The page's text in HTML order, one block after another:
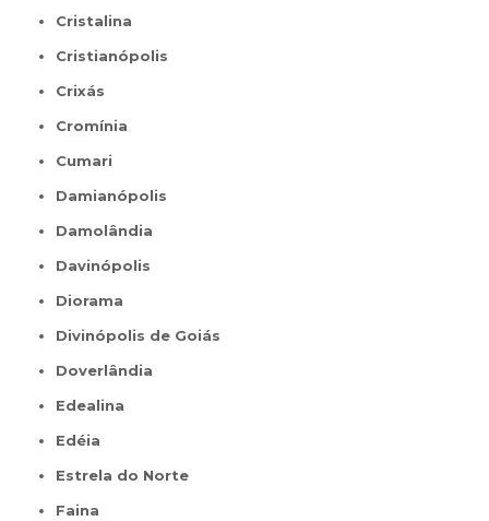
Cristalina
Cristianópolis
Crixás
Cromínia
Cumari
Damianópolis
Damolândia
Davinópolis
Diorama
Divinópolis de Goiás
Doverlândia
Edealina
Edéia
Estrela do Norte
Faina